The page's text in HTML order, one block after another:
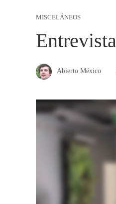
MISCELÁNEOS
Abierto México